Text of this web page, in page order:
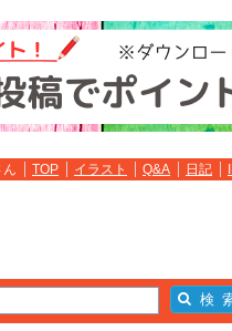
ん TOP イラスト Q&A 日記